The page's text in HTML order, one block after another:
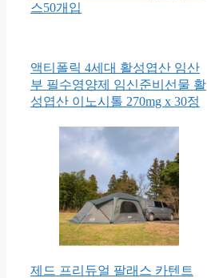
스50개입
액티폴릭 4세대 활성엽산 임산
부 필수영양제 임신준비선물 활
성엽산 이노시톨 270mg x 30정
제드 프리듀얼 팔래스 카텐트